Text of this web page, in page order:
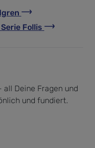
Follis
Deine Fragen und
und fundiert.